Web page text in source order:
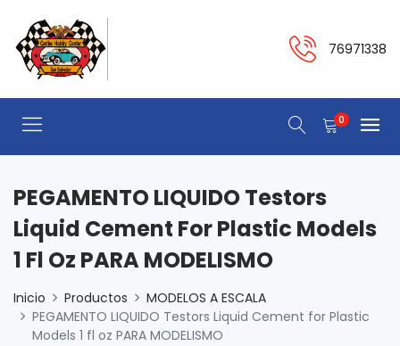
76971338
0
PEGAMENTO LIQUIDO Testors
Liquid Cement For Plastic Models
1 Fl Oz PARA MODELISMO
Inicio Productos
MODELOS A ESCALA
PEGAMENTO LIQUIDO Testors Liquid Cement for Plastic
Models 1 fl oz PARA MODELISMO